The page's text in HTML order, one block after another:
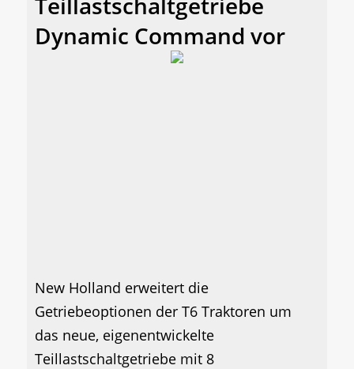
Dynamic Command vor
New Holland erweitert die
Getriebeoptionen der T6 Traktoren um
das neue, eigenentwickelte
Teillastschaltgetriebe mit 8